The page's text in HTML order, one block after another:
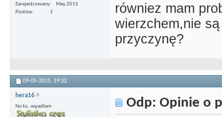
Zarejestrowany
May 2015
Postów
1
równiez mam
wierzchem,nie
przyczynę?
09-05-2015, 19:32
hera16
No to..wpadłam Odp: Opinie o